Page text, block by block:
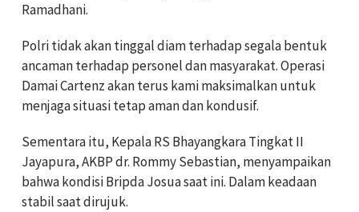
Ramadhani.
Polri tidak akan tinggal diam terhadap segala bentuk
ancaman terhadap personel dan masyarakat. Operasi
Damai Cartenz akan terus kami maksimalkan untuk
menjaga situasi tetap aman dan kondusif.
Sementara itu, Kepala RS Bhayangkara Tingkat II
Jayapura, AKBP dr. Rommy Sebastian, menyampaikan
bahwa kondisi Bripda Josua saat ini. Dalam keadaan
stabil saat dirujuk.